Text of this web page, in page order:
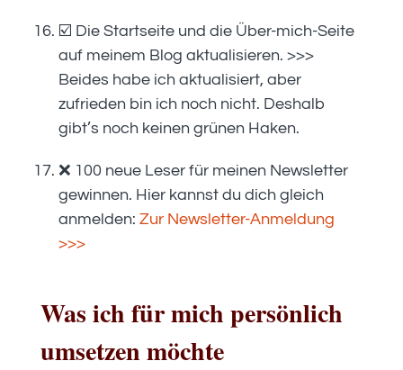
☑️ Die Startseite und die Über-mich-Seite
auf meinem Blog aktualisieren. >>>
Beides habe ich aktualisiert, aber
zufrieden bin ich noch nicht. Deshalb
gibt’s noch keinen grünen Haken.
❌ 100 neue Leser für meinen Newsletter
gewinnen. Hier kannst du dich gleich
anmelden: Zur Newsletter-Anmeldung
>>>
Was ich für mich persönlich
umsetzen möchte